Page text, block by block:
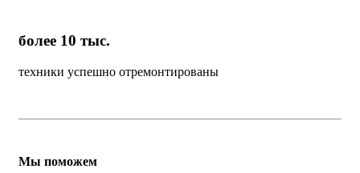
более 10 тыс.
техники успешно отремонтированы
Мы поможем